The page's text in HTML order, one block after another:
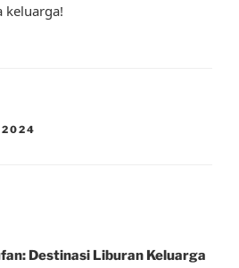
keluarga!
2024
Destinasi Liburan Keluarga